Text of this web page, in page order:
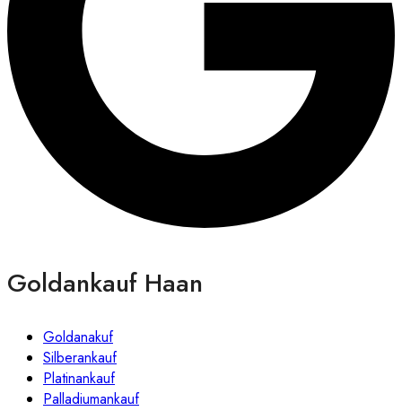
Goldankauf Haan
Goldanakuf
Silberankauf
Platinankauf
Palladiumankauf